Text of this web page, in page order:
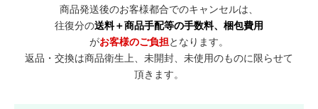
商品発送後のお客様都合でのキャンセルは、
往復分の送料＋商品手配等の手数料、梱包費用
がお客様のご負担となります。
返品・交換は商品衛生上、未開封、未使用のものに限らせて
頂きます。